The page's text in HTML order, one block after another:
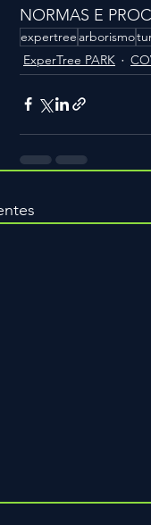
NORMAS E
expertree arborismo
ExperTree PARK